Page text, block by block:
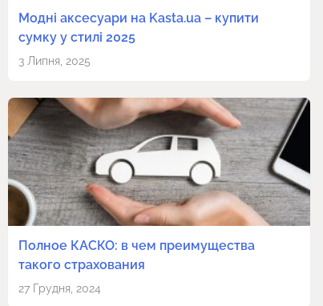
Модні аксесуари на Kasta.ua – купити
сумку у стилі 2025
3 Липня, 2025
Полное КАСКО: в чем преимущества
такого страхования
27 Грудня, 2024